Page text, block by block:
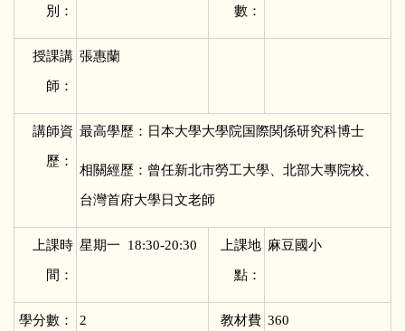
別： 數：
授課講
師：
張惠蘭
講師資
歷：
最高學歷：日本大學大學院国際関係研究科博士
相關經歷：曾任新北市勞工大學、北部大專院校、
台灣首府大學日文老師
上課時
間：
星期一 18:30-20:30 上課地
點：
麻豆國小
學分數： 2 教材費 360